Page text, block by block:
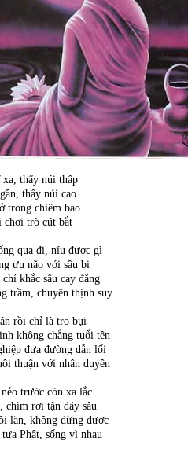
xa, thấy núi thấp
thấy núi cao
trong chiêm bao
chơi trò cút bắt
qua đi, níu được gì
ưu não với sầu bi
khắc sâu cay đắng
trầm, chuyện thịnh suy
rồi chỉ là tro bụi
không chẳng tuổi tên
đưa đường dẫn lối
thuận với nhân duyên
trước còn xa lắc
chìm rơi tận đáy sâu
lăn, không dừng được
Phật, sống vì nhau